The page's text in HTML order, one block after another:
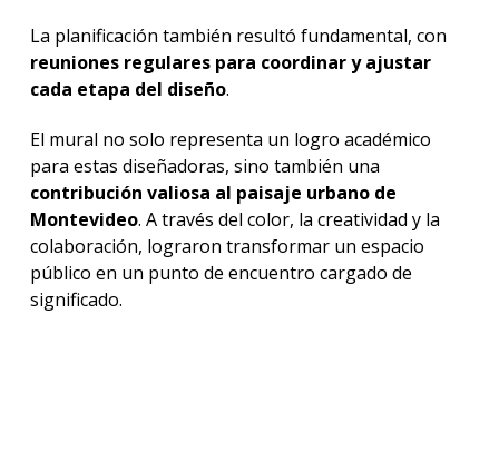
La planificación también resultó fundamental, con
reuniones regulares para coordinar y ajustar
cada etapa del diseño.
El mural no solo representa un logro académico
para estas diseñadoras, sino también una
contribución valiosa al paisaje urbano de
Montevideo. A través del color, la creatividad y la
colaboración, lograron transformar un espacio
público en un punto de encuentro cargado de
significado.